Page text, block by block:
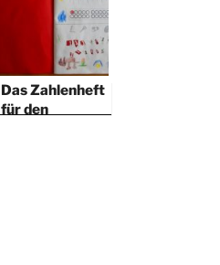
Das Zahlenheft
für den